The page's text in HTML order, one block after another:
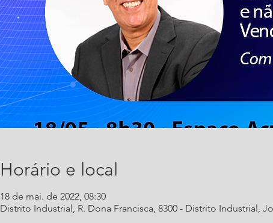
Horário e local
18 de mai. de 2022, 08:30
Distrito Industrial, R. Dona Francisca, 8300 - Distrito Industrial,